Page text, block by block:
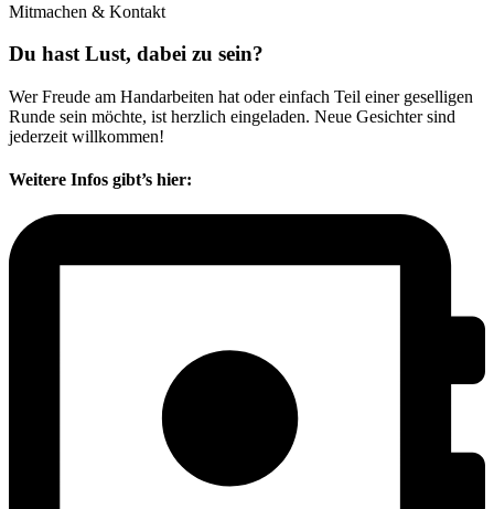
Mitmachen & Kontakt
Du hast Lust, dabei zu sein?
Wer Freude am Handarbeiten hat oder einfach Teil einer geselligen
Runde sein möchte, ist herzlich eingeladen. Neue Gesichter sind
jederzeit willkommen!
Weitere Infos gibt’s hier: